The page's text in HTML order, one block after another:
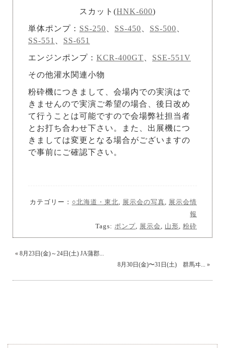
スカット(HNK-600)
単体ポンプ： SS-250 SS-450 SS-500
SS-551
SS-651
エンジンポンプ： KCR-400GT
SSE-551V
その他灌水関連小物
粉砕機につきまして、会場内での実演はで
きませんので実演ご希望の場合、後日改め
て行うことは可能ですので会場弊社担当者
とお打ち合わせ下さい。また、出展機につ
きましては変更となる場合がございますの
で事前にご確認下さい。
カテゴリー： ○北海道・東北 展示会の写真
展示会情
報
Tags: ポンプ 展示会 山形 粉砕
« 8月23日(金)～24日(土) JA蒲郡...
8月30日(金)〜31日(土) 群馬ヰ... »